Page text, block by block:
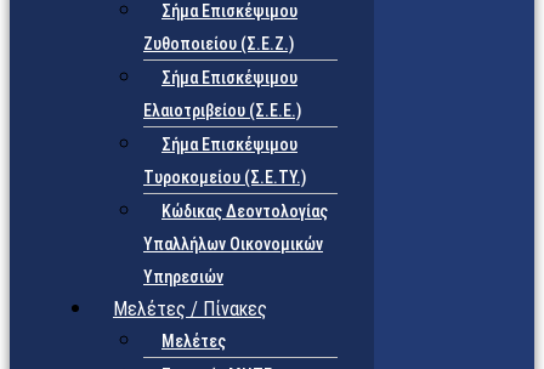
Σήμα Επισκέψιμου
Ζυθοποιείου (Σ.Ε.Ζ.)
Σήμα Επισκέψιμου
Ελαιοτριβείου (Σ.Ε.Ε.)
Σήμα Επισκέψιμου
Τυροκομείου (Σ.Ε.TY.)
Κώδικας Δεοντολογίας
Υπαλλήλων Οικονομικών
Υπηρεσιών
Μελέτες / Πίνακες
Μελέτες